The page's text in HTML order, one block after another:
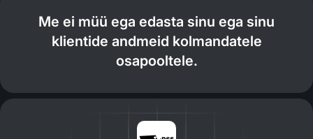
Me ei müü ega edasta sinu ega sinu
klientide andmeid kolmandatele
osapooltele.